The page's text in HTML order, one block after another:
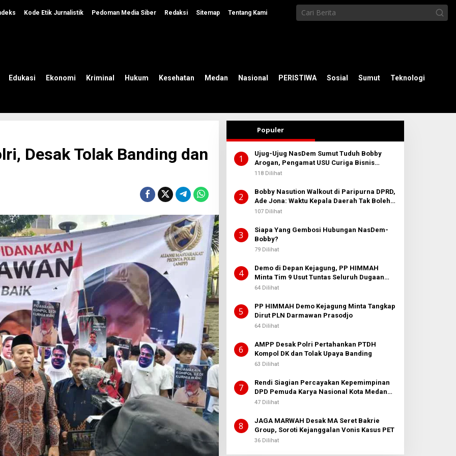
Kode Etik Jurnalistik Pedoman Media Siber Redaksi Sitemap Tentang Kami
Edukasi Ekonomi Kriminal Hukum Kesehatan Medan Nasional PERISTIWA Sosial Sumut Teknologi
Desak Tolak Banding dan
Populer
1
Ujug-Ujug NasDem Sumut Tuduh Bobby
Arogan, Pengamat USU Curiga Bisnis
Reklame
118 Dilihat
2
Bobby Nasution Walkout di Paripurna DPRD,
Ade Jona: Waktu Kepala Daerah Tak Boleh
Terbuang Sia-sia
107 Dilihat
3
Siapa Yang Gembosi Hubungan NasDem-
Bobby?
79 Dilihat
4
Demo di Depan Kejagung, PP HIMMAH
Minta Tim 9 Usut Tuntas Seluruh Dugaan
Kasus Febrie Adriansyah
64 Dilihat
5
PP HIMMAH Demo Kejagung Minta Tangkap
Dirut PLN Darmawan Prasodjo
64 Dilihat
6
AMPP Desak Polri Pertahankan PTDH
Kompol DK dan Tolak Upaya Banding
63 Dilihat
7
Rendi Siagian Percayakan Kepemimpinan
DPD Pemuda Karya Nasional Kota Medan
kepada Josef Sembiring
47 Dilihat
8
JAGA MARWAH Desak MA Seret Bakrie
Group, Soroti Kejanggalan Vonis Kasus PET
36 Dilihat